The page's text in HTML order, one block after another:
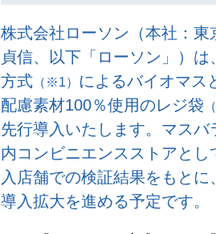
株式会社ローソン（本社：
貞信、以下「ローソン」）
方式 （※1）
によるバイオマス
配慮素材100％使用のレジ袋
先行導入いたします。マス
内コンビニエンスストアと
入店舗での検証結果をもと
導入拡大を進める予定です。